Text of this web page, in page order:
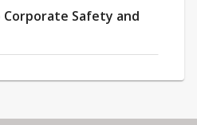
Safety and